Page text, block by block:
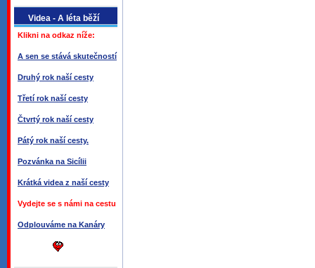
Videa - A léta běží
Klikni na odkaz níže:
A sen se stává skutečností
Druhý rok naší cesty
Třetí rok naší cesty
Čtvrtý rok naší cesty
Pátý rok naší cesty.
Pozvánka na Sicílii
Krátká videa z naší cesty
Vydejte se s námi na cestu
Odplouváme na Kanáry